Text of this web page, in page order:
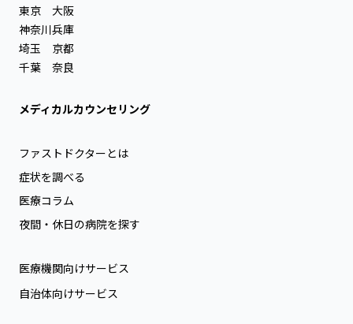
東京
神奈川
埼玉
千葉
大阪
兵庫
京都
奈良
メディカルカウンセリング
ファストドクターとは
症状を調べる
医療コラム
夜間・休日の病院を探す
医療機関向けサービス
自治体向けサービス